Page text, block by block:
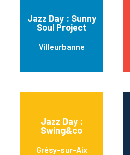
Jazz Day : Sunny
Soul Project
Villeurbanne
Jazz Day :
Swing&co
Grésy-sur-Aix